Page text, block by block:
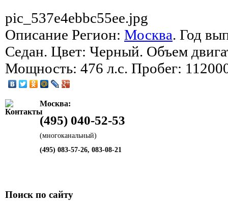
pic_537e4ebbc55ee.jpg
Описание Регион: Москва. Год
Седан. Цвет: Черный. Объем
Мощность: 476 л.с. Пробег:
Москва:
(495) 040-52-53
(многоканальный)
(495) 083-57-26, 083-08-21
Поиск по сайту